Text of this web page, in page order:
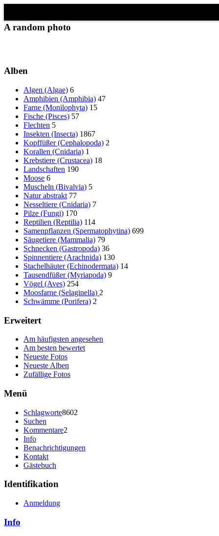
A random photo
Alben
Algen (Algae) 6
Amphibien (Amphibia) 47
Farne (Monilophyta) 15
Fische (Pisces) 57
Flechten 5
Insekten (Insecta) 1867
Kopffüßer (Cephalopoda) 2
Korallen (Cnidaria) 1
Krebstiere (Crustacea) 18
Landschaften 190
Moose 6
Muscheln (Bivalvia) 5
Natur abstrakt 77
Nesseltiere (Cnidaria) 7
Pilze (Fungi) 170
Reptilien (Reptilia) 114
Samenpflanzen (Spermatophytina) 699
Säugetiere (Mammalia) 79
Schnecken (Gastropoda) 36
Spinnentiere (Arachnida) 130
Stachelhäuter (Echinodermata) 14
Tausendfüßer (Myriapoda) 9
Vögel (Aves) 254
Moosfarne (Selaginella) 2
Schwämme (Porifera) 2
Erweitert
Am häufigsten angesehen
Am besten bewertet
Neueste Fotos
Neueste Alben
Zufällige Fotos
Menü
Schlagworte8602
Suchen
Kommentare2
Info
Benachrichtigungen
Kontakt
Gästebuch
Identifikation
Anmeldung
Info